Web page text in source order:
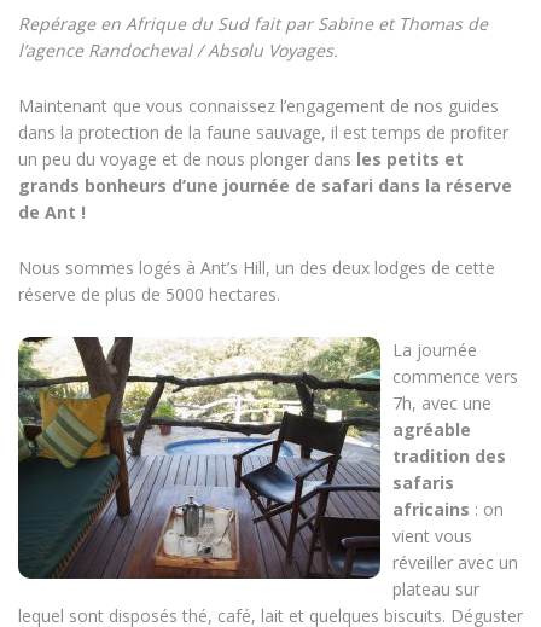
Repérage en Afrique du Sud fait par Sabine et Thomas de
l’agence Randocheval / Absolu Voyages.
Maintenant que vous connaissez l’engagement de nos guides
dans la protection de la faune sauvage, il est temps de profiter
un peu du voyage et de nous plonger dans les petits et
grands bonheurs d’une journée de safari dans la réserve
de Ant !
Nous sommes logés à Ant’s Hill, un des deux lodges de cette
réserve de plus de 5000 hectares.
La journée
commence vers
7h, avec une
agréable
tradition des
safaris
africains : on
vient vous
réveiller avec un
plateau sur
lequel sont disposés thé, café, lait et quelques biscuits. Déguster